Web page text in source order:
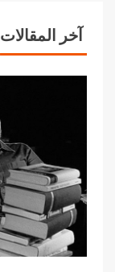
آخر المقالات